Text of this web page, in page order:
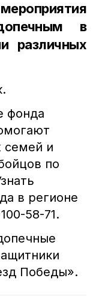
в
различных
фонда
семей и
по
в регионе
58-71.
Победы».